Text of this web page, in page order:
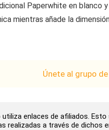
Paperwhite en blanco
mientras añade la
Únete al grupo
enlaces de afiliados.
realizadas a través de dichos